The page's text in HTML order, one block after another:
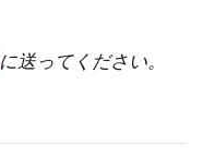
に送ってください。